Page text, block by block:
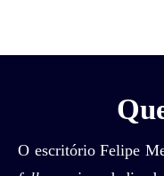
O escritório Felipe